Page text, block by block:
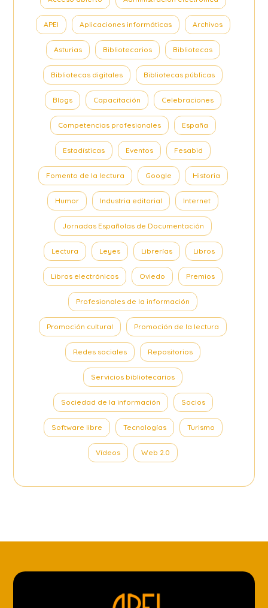
APEI Aplicaciones informáticas Archivos
Asturias Bibliotecarios Bibliotecas
Bibliotecas digitales Bibliotecas públicas
Blogs Capacitación Celebraciones
Competencias profesionales España
Estadísticas Eventos Fesabid
Fomento de la lectura Google Historia
Humor Industria editorial Internet
Jornadas Españolas de Documentación
Lectura Leyes Librerías Libros
Libros electrónicos Oviedo Premios
Profesionales de la información
Promoción cultural Promoción de la lectura
Redes sociales Repositorios
Servicios bibliotecarios
Sociedad de la información Socios
Software libre Tecnologías Turismo
Vídeos Web 2.0